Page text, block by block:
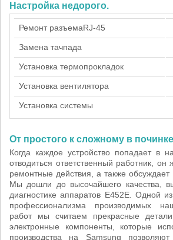
Настройка недорого.
Ремонт разъемаRJ-45
Замена тачпада
Установка термопрокладок
Установка вентилятора
Установка системы
От простого к сложному в
Когда каждое устройство попадает в
отводиться ответственный работник,
ремонтные действия, а также обсуждает
Мы дошли до высочайшего качества,
диагностике аппаратов E452E. Одной
профессионализма производимых
работ мы считаем прекрасные
электронные компоненты, которые
производства на Samsung